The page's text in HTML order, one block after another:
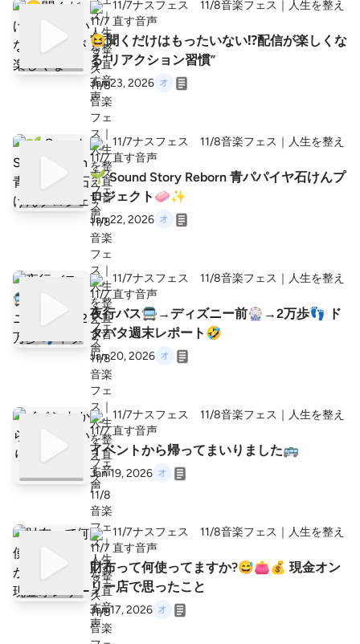
11/7ナスフェス 11/8音楽フェス｜人生を整え
直す音声
😆聞くだけはもったいない⁉️配信が楽しくな
る“リアクション習慣”
Jan 23, 2026
11/7ナスフェス 11/8音楽フェス｜人生を整え
直す音声
🌱 Sound Story Reborn 青パパイヤ石けんプ
ロジェクト🧼✨
Jan 22, 2026
11/7ナスフェス 11/8音楽フェス｜人生を整え
直す音声
夜行バス🚍→ディズニー前🎡→2万歩👣 ド
タバタ週末レポート🤣
Jan 20, 2026
11/7ナスフェス 11/8音楽フェス｜人生を整え
直す音声
イベントから帰ってまいりました🚌
Jan 19, 2026
11/7ナスフェス 11/8音楽フェス｜人生を整え
直す音声
財布って何使ってますか?😅👛💰 現金オン
リー店で思ったこと
Jan 17, 2026